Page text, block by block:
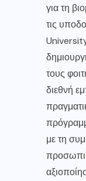
για τη
τις
τους
διεθνή
με τη